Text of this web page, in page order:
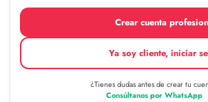
Crear cuenta
Ya soy cliente, iniciar
¿Tienes dudas antes de crear tu
Consúltanos por WhatsApp